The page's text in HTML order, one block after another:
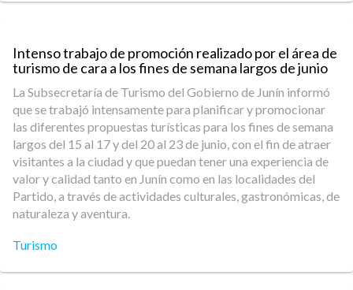
Intenso trabajo de promoción realizado por el área de
turismo de cara a los fines de semana largos de junio
La Subsecretaría de Turismo del Gobierno de Junín informó
que se trabajó intensamente para planificar y promocionar
las diferentes propuestas turísticas para los fines de semana
largos del 15 al 17 y del 20 al 23 de junio, con el fin de atraer
visitantes a la ciudad y que puedan tener una experiencia de
valor y calidad tanto en Junín como en las localidades del
Partido, a través de actividades culturales, gastronómicas, de
naturaleza y aventura.
Turismo